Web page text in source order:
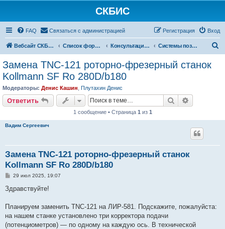
СКБИС
FAQ Связаться с администрацией Вход
Регистрация
Вебсайт СКБИС Список форумов Консультации технических специалистов Системы позиционного программного управления (СППУ)
Замена TNC-121 роторно-фрезерный станок
Kollmann SF Ro 280D/b180
Модераторы: Денис Кашин Плутахин Денис
Ответить Поиск
1 сообщение • Страница 1 из 1
Вадим Сергеевич
Замена TNC-121 роторно-фрезерный станок
Kollmann SF Ro 280D/b180
С
о
б
е
и
е
29 июл 2025, 19:07
Здравствуйте!
Планируем заменить TNC-121 на ЛИР-581. Подскажите, пожалуйста:
на нашем станке установлено три корректора подачи
(потенциометров) — по одному на каждую ось. В технической